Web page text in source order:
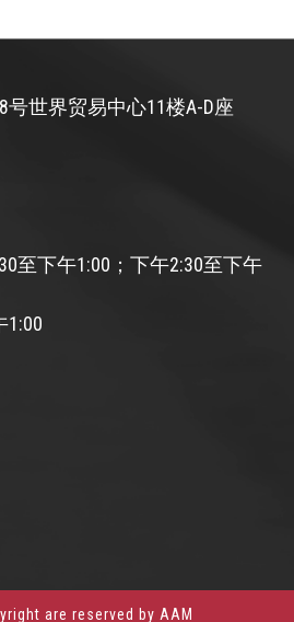
世界贸易中心11楼A-D座
至下午1:00；下午2:30至下午
1:00
are reserved by AAM